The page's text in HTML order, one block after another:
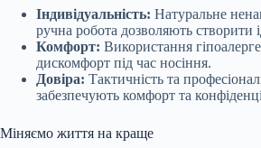
Індивідуальність: Натуральне
ручна робота дозволяють створити
Комфорт: Використання
дискомфорт під час носіння.
Довіра: Тактичність та
забезпечують комфорт та
Міняємо життя на краще